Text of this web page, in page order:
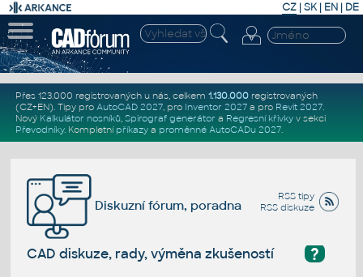
CZ | SK| EN | DE
Přes 123.000 registrovaných u nás, celkem 1.130.000registrovaných
(CZ+EN). Tipy pro AutoCAD 2027, pro Inventor 2027a pro Revit 2027.
Nový Kalkulátor nosníků, Spirograf generátor a Regresní křivkyv sekci
Převodníky. Kompletní příkazya proměnné AutoCADu 2027.
RSS tipy
RSS diskuze
Diskuzní fórum, poradna
?
CAD diskuze, rady, výměna zkušeností